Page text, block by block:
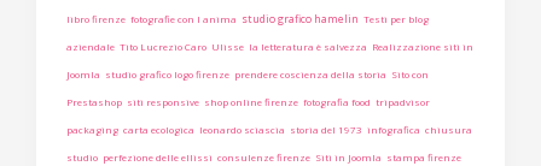
libro firenze fotografie con l anima studio grafico hamelin Testi per blog
aziendale Tito Lucrezio Caro Ulisse la letteratura è salvezza Realizzazione siti in
Joomla studio grafico logo firenze prendere coscienza della storia Sito con
Prestashop siti responsive shop online firenze fotografia food tripadvisor
packaging carta ecologica leonardo sciascia storia del 1973 infografica chiusura
studio perfezione delle ellissi consulenze firenze Siti in Joomla stampa firenze